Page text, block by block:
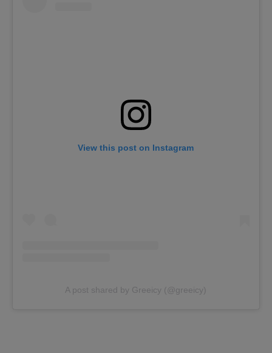
View this post on Instagram
A post shared by Greeicy (@greeicy)